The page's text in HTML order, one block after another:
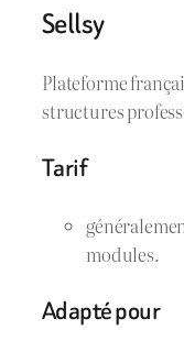
Sellsy
Plateforme
structures
Tarif
modules.
Adapté pour